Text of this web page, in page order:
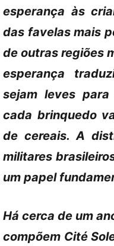
esperança às
das favelas mais
de outras regiões
esperança
sejam leves
cada brinquedo
de cereais. A
militares
um papel
Há cerca de um
compõem Cité